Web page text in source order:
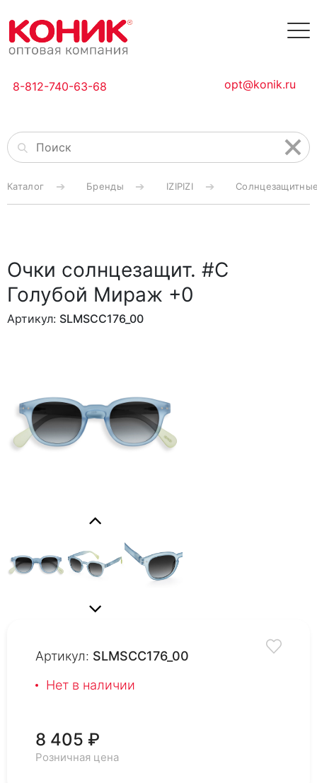
8-812-740-63-68 opt@konik.ru
Каталог Бренды IZIPIZI
Очки солнцезащит. #C
Голубой Мираж +0
Артикул: SLMSCC176_00
Артикул: SLMSCC176_00
Нет в наличии
8 405 ₽
Розничная цена